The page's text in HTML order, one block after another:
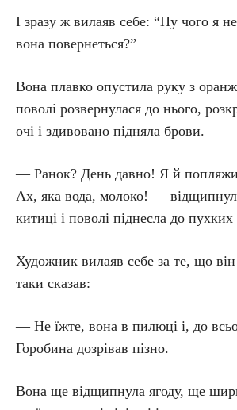
І зразу ж вилаяв себе: “Ну чого я
вона повернеться?”
Вона плавко опустила руку з
поволі розвернулася до нього,
очі і здивовано підняла брови.
— Ранок? День давно! Я й
Ах, яка вода, молоко! —
китиці і поволі піднесла до пухких
Художник вилаяв себе за те, що він
таки сказав:
— Не їжте, вона в пилюці і, до
Горобина дозрівав пізно.
Вона ще відщипнула ягоду, ще